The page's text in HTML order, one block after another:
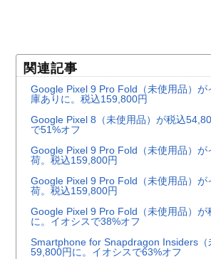
関連記事
Google Pixel 9 Pro Fold（未使用品）が
庫ありに。税込159,800円
Google Pixel 8（未使用品）が税込
で51%オフ
Google Pixel 9 Pro Fold（未使用品）が
荷。税込159,800円
Google Pixel 9 Pro Fold（未使用品）が
荷。税込159,800円
Google Pixel 9 Pro Fold（未使用品）が
に。イオシスで38%オフ
Smartphone for Snapdragon Insiders（
59,800円に。イオシスで63%オフ